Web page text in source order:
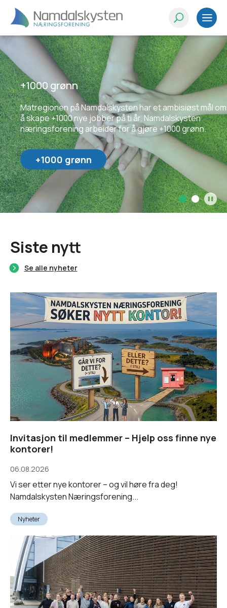
+1000 grønn
Matregionen på Namdalskysten har et ambisiøst mål om
å skape +1000 nye jobber på ti år. Namdalskysten
næringsforening arbeider for å gjøre +1000 grønn.
+1000 grønn
Sammen om +1000
Plusstusen - jobbe, bo og leve på Namdalskysten.
Siste nytt
Se alle nyheter
Invitasjon til medlemmer – Hjelp oss finne nye
kontorer!
06.08.2026
Vi ser etter nye kontorer – og vil høre fra deg!
Namdalskysten Næringsforening...
Nyheter